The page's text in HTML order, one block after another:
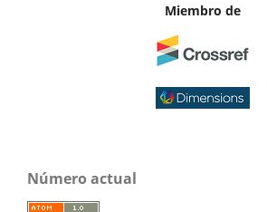
Miembro de
Número actual